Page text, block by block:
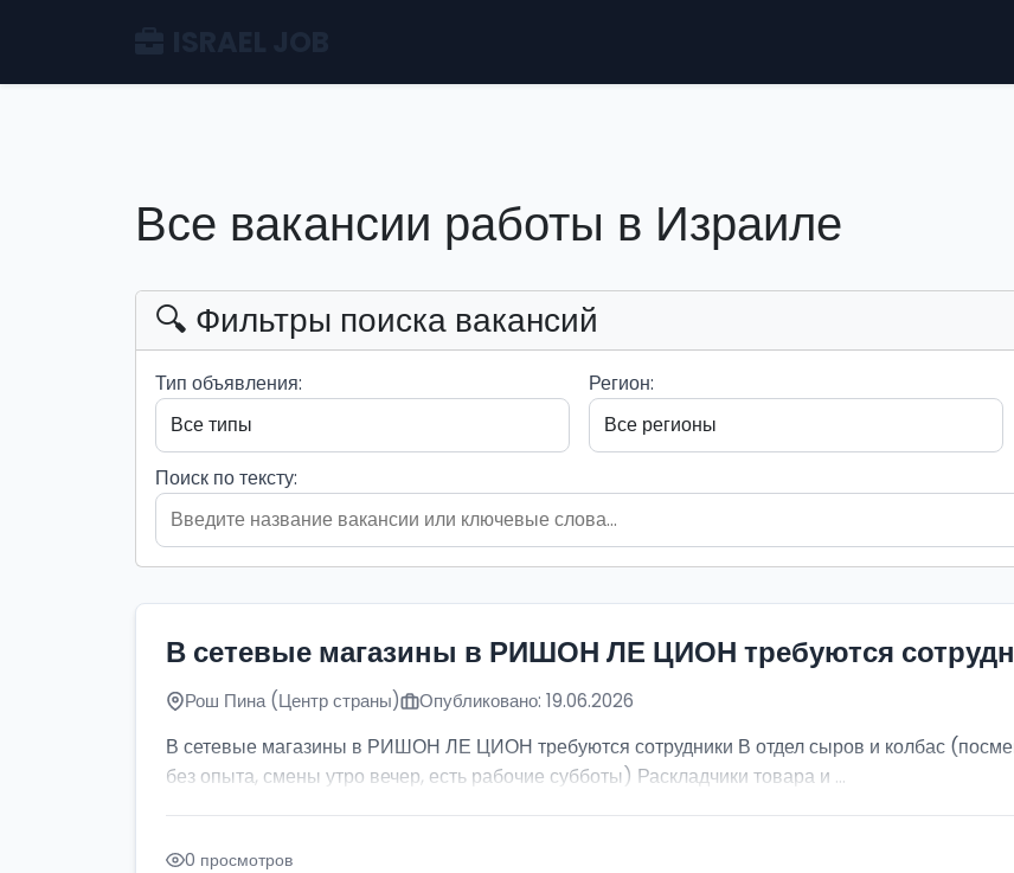
Все вакансии работы в Израиле
🔍 Фильтры поиска вакансий
Тип объявления: Регион:
Поиск по тексту:
В сетевые магазины в РИШОН ЛЕ ЦИОН требуются
Рош Пина (Центр страны) Опубликовано: 19.06.2026
В сетевые магазины в РИШОН ЛЕ ЦИОН требуются сотрудники В отдел сыров и колбас
без опыта, смены утро вечер, есть рабочие субботы) Раскладчики товара и ...
0 просмотров